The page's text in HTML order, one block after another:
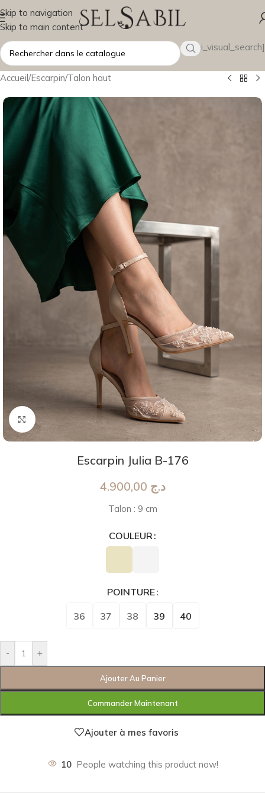
Skip to navigation
Skip to main content
[wsbi_visual_search]
Accueil/Escarpin/Talon haut
Agrandir
Escarpin Julia B-176
د.ج
Talon : 9 cm
COULEUR
POINTURE
36 37 38 39 40
- +
Ajouter Au Panier
Commander Maintenant
Ajouter à mes favoris
10 People watching this product now!